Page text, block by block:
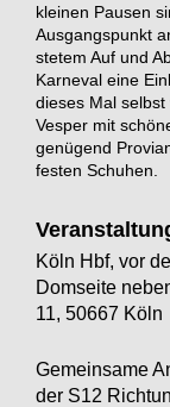
kleinen Pausen
Ausgangspunkt
stetem Auf und
Karneval eine
dieses Mal
Vesper mit
genügend
festen Schuhen.
Köln Hbf, vor
Domseite
11, 50667 Köln
Gemeinsame
der S12